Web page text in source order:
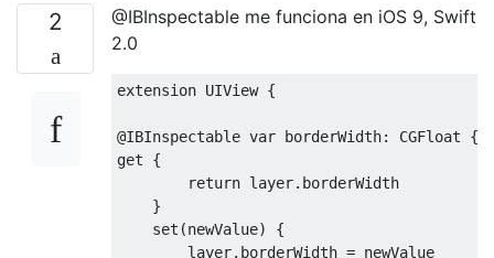
2
@IBInspectable me funciona en iOS 9, Swift
2.0
extension UIView {
@IBInspectable var borderWidth: CGFloat
{
get {
return layer. borderWidth
}
set (newValue)
{
        layer
. borderWidth = newValue